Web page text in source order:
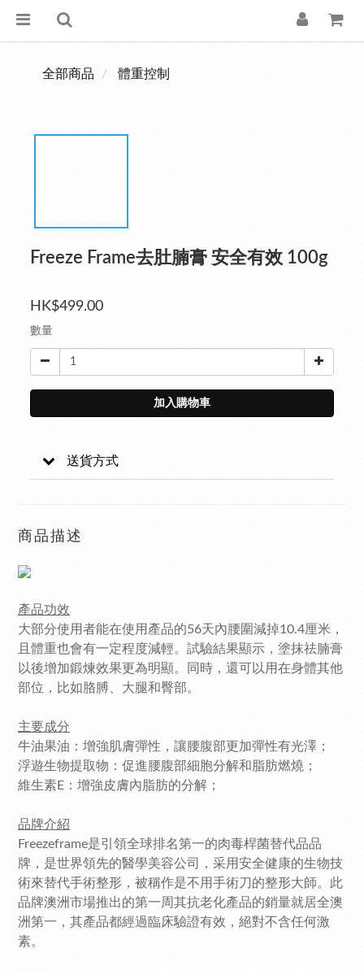
全部商品 體重控制
Freeze Frame去肚腩膏 安全有效 100g
HK$499.00
數量
加入購物車
送貨方式
商品描述
產品功效
大部分使用者能在使用產品的56天內腰圍減掉10.4厘米，
且體重也會有一定程度減輕。試驗結果顯示，塗抹祛腩膏
以後增加鍛煉效果更為明顯。同時，還可以用在身體其他
部位，比如胳膊、大腿和臀部。
主要成分
牛油果油：增強肌膚彈性，讓腰腹部更加彈性有光澤；
浮遊生物提取物：促進腰腹部細胞分解和脂肪燃燒；
維生素E：增強皮膚內脂肪的分解；
品牌介紹
Freezeframe是引領全球排名第一的肉毒桿菌替代品品
牌，是世界領先的醫學美容公司， 采用安全健康的生物技
術來替代手術整形，被稱作是不用手術刀的整形大師。此
品牌澳洲市場推出的第一周其抗老化產品的銷量就居全澳
洲第一，其產品都經過臨床驗證有效 ，絕對不含任何激
素。